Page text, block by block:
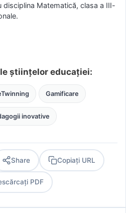
disciplina Matematică, clasa a III-
științelor educației:
Gamificare
inovative
Share Copiați URL
PDF